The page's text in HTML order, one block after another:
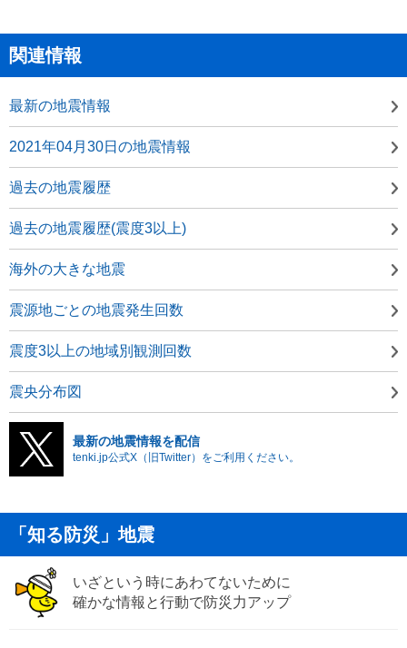
関連情報
最新の地震情報
2021年04月30日の地震情報
過去の地震履歴
過去の地震履歴(震度3以上)
海外の大きな地震
震源地ごとの地震発生回数
震度3以上の地域別観測回数
震央分布図
最新の地震情報を配信
tenki.jp公式X（旧Twitter）をご利用ください。
「知る防災」地震
いざという時にあわてないために
確かな情報と行動で防災力アップ